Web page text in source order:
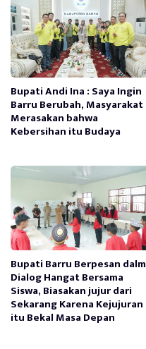
Bupati Andi Ina : Saya Ingin
Barru Berubah, Masyarakat
Merasakan bahwa
Kebersihan itu Budaya
Bupati Barru Berpesan dalm
Dialog Hangat Bersama
Siswa, Biasakan jujur dari
Sekarang Karena Kejujuran
itu Bekal Masa Depan